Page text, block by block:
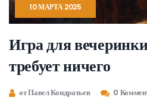
10 МАРТА 2025
Игра для
требует ничего
от Павел Кондратьев 0